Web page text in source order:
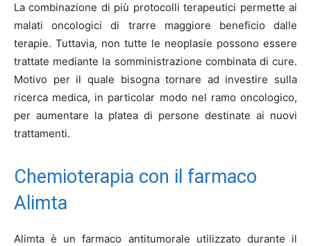
La combinazione di più protocolli terapeutici permette ai
malati oncologici di trarre maggiore beneficio dalle
terapie. Tuttavia, non tutte le neoplasie possono essere
trattate mediante la somministrazione combinata di cure.
Motivo per il quale bisogna tornare ad investire sulla
ricerca medica, in particolar modo nel ramo oncologico,
per aumentare la platea di persone destinate ai nuovi
trattamenti.
Chemioterapia con il farmaco
Alimta
Alimta è un farmaco antitumorale utilizzato durante il